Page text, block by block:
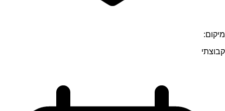
מיקום:
קבוצתי